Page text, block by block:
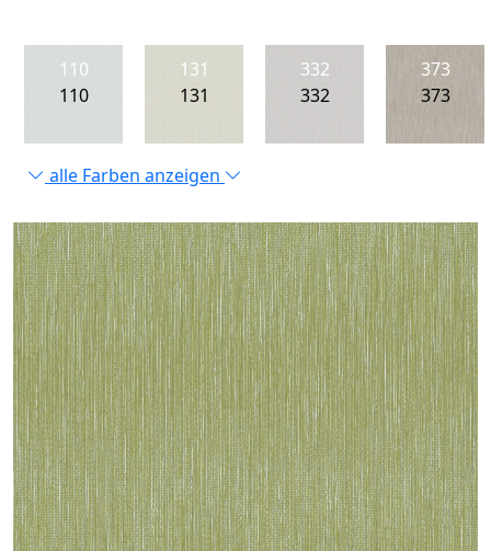
110
110
131
131
332
332
373
373
alle Farben anzeigen